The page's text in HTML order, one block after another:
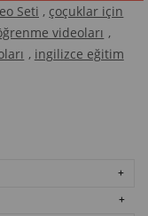
Seti , çoçuklar için
videoları ,
, ingilizce eğitim